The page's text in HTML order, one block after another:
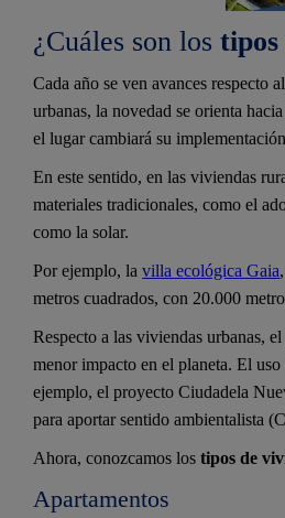
¿Cuáles son lostipos
Cada año se ven avances respecto
urbanas, la novedad se orienta
el lugar cambiará su
En este sentido, en las viviendas
materiales tradicionales, como el
como la solar.
Por ejemplo, lavilla ecológica Gaia
metros cuadrados, con 20.000
Respecto a las viviendas urbanas,
menor impacto en el planeta. El
ejemplo, el proyecto Ciudadela
para aportar sentido ambientalista
Ahora, conozcamos lostipos de
Apartamentos